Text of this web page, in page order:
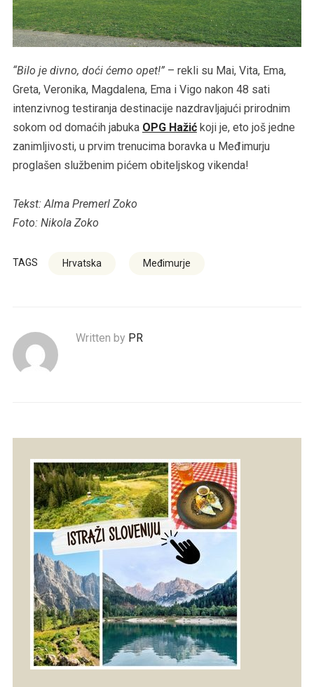
“Bilo je divno, doći ćemo opet!” – rekli su Mai, Vita, Ema,
Greta, Veronika, Magdalena, Ema i Vigo nakon 48 sati
intenzivnog testiranja destinacije nazdravljajući prirodnim
sokom od domaćih jabuka OPG Hažićkoji je, eto još jedne
zanimljivosti, u prvim trenucima boravka u Međimurju
proglašen službenim pićem obiteljskog vikenda!
Tekst: Alma Premerl Zoko
Foto: Nikola Zoko
TAGS Hrvatska Međimurje
Written by PR